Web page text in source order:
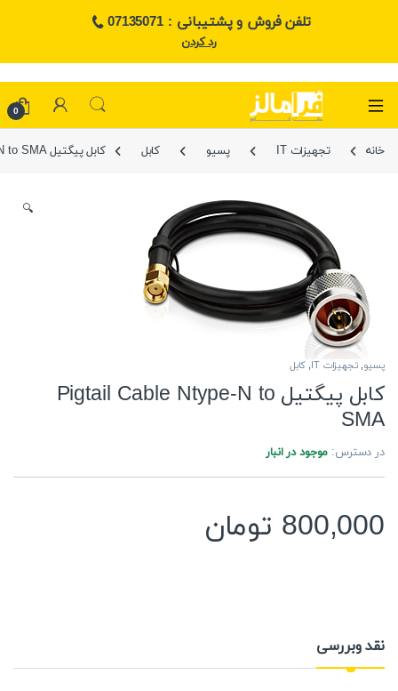
تلفن فروش و پشتیبانی : 07135071
رد کردن
0
خانه تجهیزات IT پسیو کابل کابل پیگتیل Pigtail Cable Ntype-N to SMA
🔍
پسیو,تجهیزات IT , کابل
کابل پیگتیل Pigtail Cable Ntype-N to
SMA
در دسترس: موجود در انبار
800,000 تومان
نقد وبررسی